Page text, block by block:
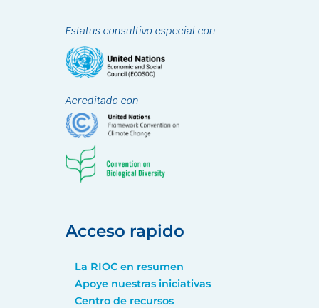
Estatus consultivo especial con
Acreditado con
Acceso rapido
La RIOC en resumen
Apoye nuestras iniciativas
Centro de recursos